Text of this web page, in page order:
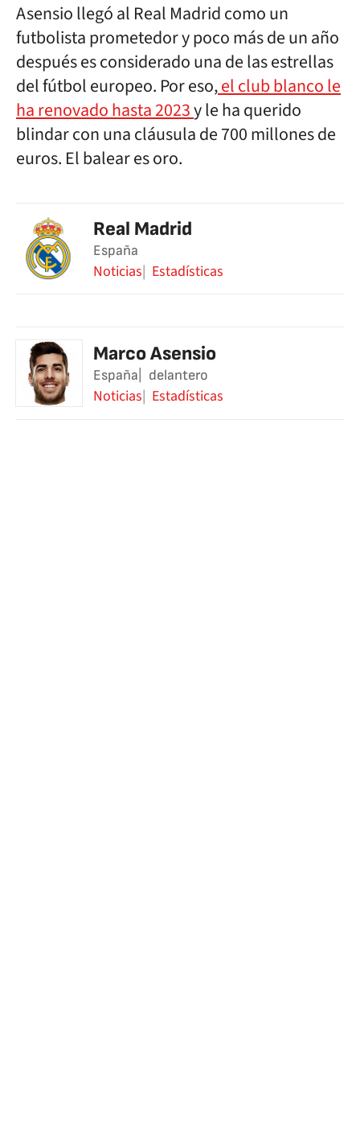
Asensio llegó al Real Madrid como un
futbolista prometedor y poco más de un año
después es considerado una de las estrellas
del fútbol europeo. Por eso,el club blanco le
ha renovado hasta 2023y le ha querido
blindar con una cláusula de 700 millones de
euros. El balear es oro.
Real Madrid
España
Noticias Estadísticas
Marco Asensio
España delantero
Noticias Estadísticas